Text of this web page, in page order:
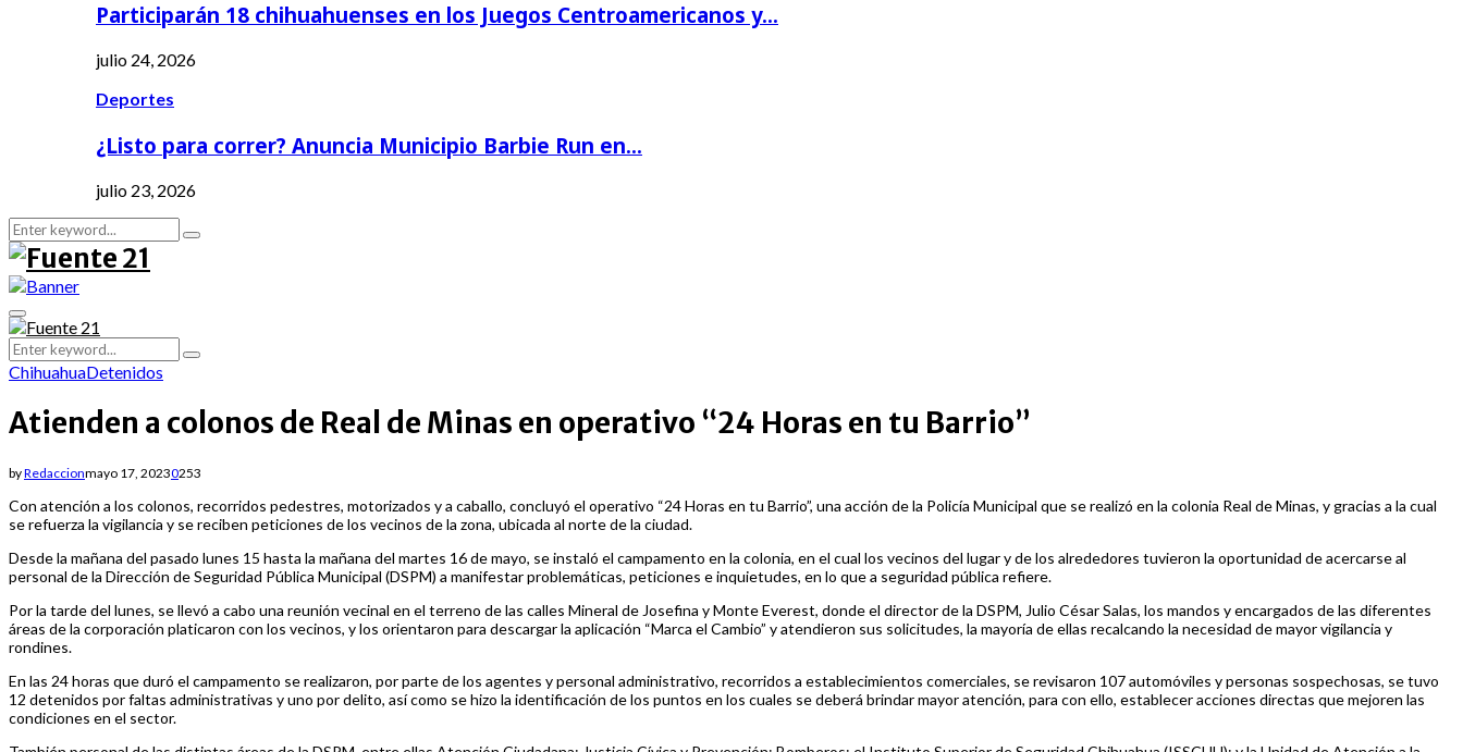
Participarán 18 chihuahuenses en los Juegos Centroamericanos y…
julio 24, 2026
Deportes
¿Listo para correr? Anuncia Municipio Barbie Run en…
julio 23, 2026
Search
for:
Search
Primary
Menu
Search
for:
Search
ChihuahuaDetenidos
Atienden a colonos de Real de Minas en operativo “24 Horas en tu Barrio”
byRedaccionmayo 17, 20230253
Con atención a los colonos, recorridos pedestres, motorizados y a caballo, concluyó el operativo “24 Horas en tu Barrio”, una acción de la Policía Municipal que se realizó en la colonia Real de Minas, y gracias a la cual
se refuerza la vigilancia y se reciben peticiones de los vecinos de la zona, ubicada al norte de la ciudad.
Desde la mañana del pasado lunes 15 hasta la mañana del martes 16 de mayo, se instaló el campamento en la colonia, en el cual los vecinos del lugar y de los alrededores tuvieron la oportunidad de acercarse al
personal de la Dirección de Seguridad Pública Municipal (DSPM) a manifestar problemáticas, peticiones e inquietudes, en lo que a seguridad pública refiere.
Por la tarde del lunes, se llevó a cabo una reunión vecinal en el terreno de las calles Mineral de Josefina y Monte Everest, donde el director de la DSPM, Julio César Salas, los mandos y encargados de las diferentes
áreas de la corporación platicaron con los vecinos, y los orientaron para descargar la aplicación “Marca el Cambio” y atendieron sus solicitudes, la mayoría de ellas recalcando la necesidad de mayor vigilancia y
rondines.
En las 24 horas que duró el campamento se realizaron, por parte de los agentes y personal administrativo, recorridos a establecimientos comerciales, se revisaron 107 automóviles y personas sospechosas, se tuvo
12 detenidos por faltas administrativas y uno por delito, así como se hizo la identificación de los puntos en los cuales se deberá brindar mayor atención, para con ello, establecer acciones directas que mejoren las
condiciones en el sector.